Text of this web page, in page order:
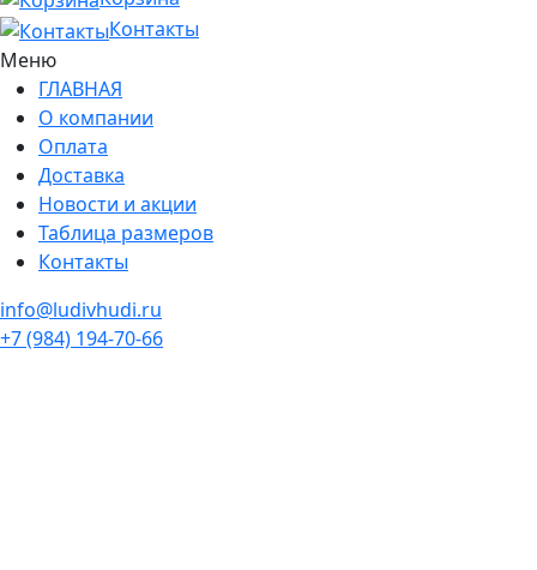
Контакты
Меню
ГЛАВНАЯ
О компании
Оплата
Доставка
Новости и акции
Таблица размеров
Контакты
info@ludivhudi.ru
+7 (984) 194-70-66